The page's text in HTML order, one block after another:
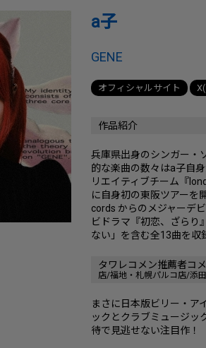
a子
GENE
オフィシャルサイト
作品紹介
兵庫県出身のシンガー・
的な楽曲の数々はa子自
リエイティブチーム『
に自身初の東阪ツアーを
cords からのメジャーデ
ビドラマ『初恋、ざらり
ない」を含む全13曲を収
タワレコメン推薦者コ
店/福地・札幌パルコ店/添田
まさに日本版ビリー・ア
ックとクラブミュージッ
待で見逃せない注目作！